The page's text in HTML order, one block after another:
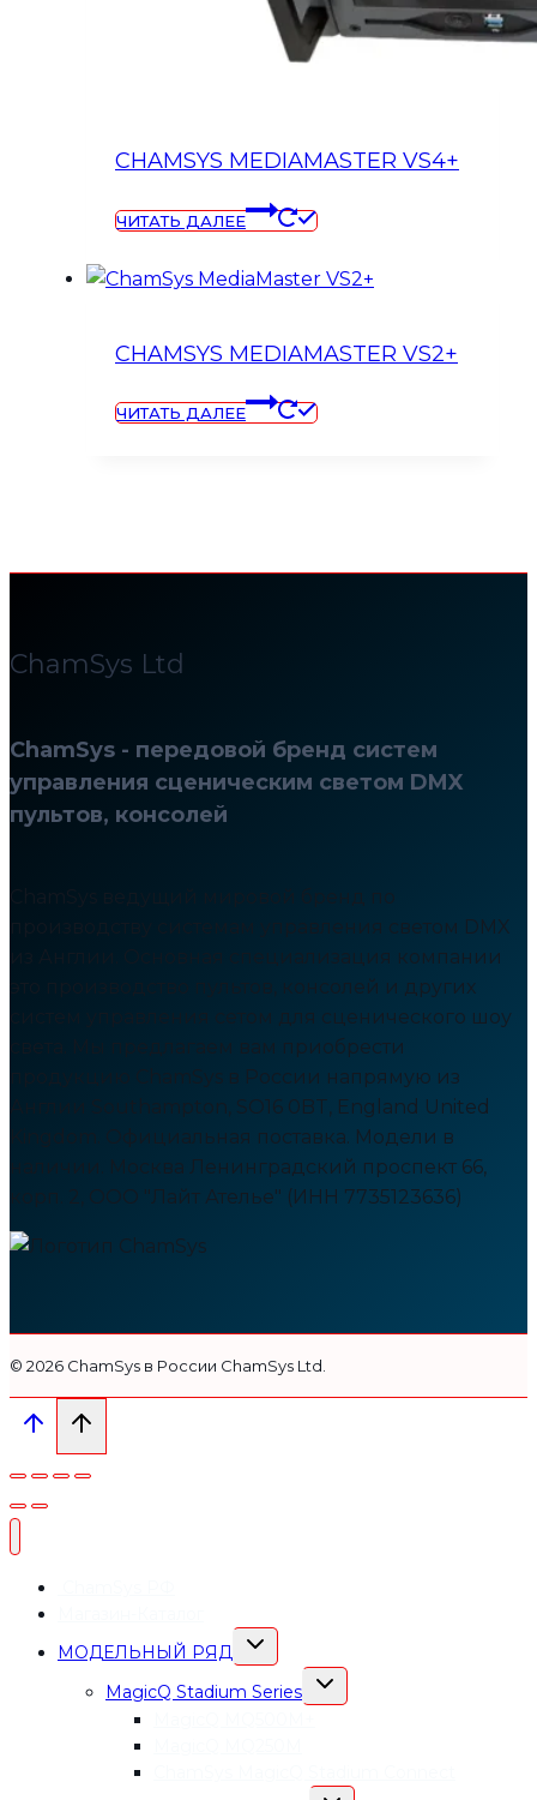
CHAMSYS MEDIAMASTER VS4+
ЧИТАТЬ ДАЛЕЕ
CHAMSYS MEDIAMASTER VS2+
ЧИТАТЬ ДАЛЕЕ
ChamSys Ltd
ChamSys - передовой бренд систем
управления сценическим светом DMX
пультов, консолей
производству системам управления светом DMX
из Англии. Основная специализация компании
это производство пультов, консолей и других
систем управления сетом для сценического шоу
света. Мы предлагаем вам приобрести
продукцию ChamSys в России напрямую из
Англии Southampton, SO16 0BT, England United
Kingdom. Официальная поставка. Модели в
наличии. Москва Ленинградский проспект 66,
корп. 2, ООО "Лайт Ателье" (ИНН 7735123636)
© 2026 СhamSys в России ChamSys Ltd.
МОДЕЛЬНЫЙ РЯД
ПЕРЕКЛЮЧИТЬ
MagicQ Stadium Series
ПЕРЕКЛЮЧИТЬ
ПЕРЕКЛЮЧИТЬ